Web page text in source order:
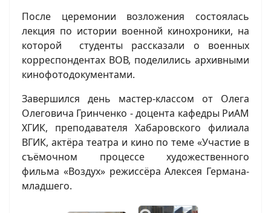
После церемонии возложения состоялась
лекция по истории военной кинохроники, на
которой студенты рассказали о военных
корреспондентах ВОВ, поделились архивными
кинофотодокументами.
Завершился день мастер-классом от Олега
Олеговича Гринченко - доцента кафедры РиАМ
ХГИК, преподавателя Хабаровского филиала
ВГИК, актёра театра и кино по теме «Участие в
съёмочном процессе художественного
фильма «Воздух» режиссёра Алексея Германа-
младшего.